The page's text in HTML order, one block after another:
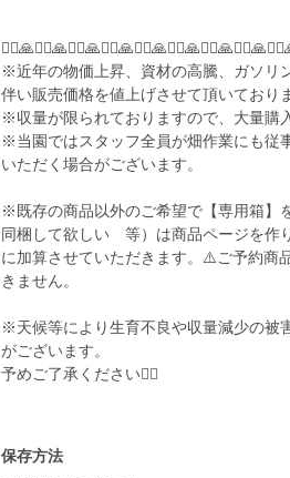
※近年の物価上昇、資材の高騰、ガソリ
伴い販売価格を値上げさせて頂いており
※収量が限られておりますので、大量購
※当園ではスタッフ全員が畑作業にも従
いただく場合がございます。
※既存の商品以外のご希望で【専用箱】
同梱して欲しい 等）は商品ページを作
に加算させていただきます。⚠️ご予約商
きません。
※天候等により生育不良や収量減少の被
がございます。
予めご了承ください🙇‍♀️
保存方法